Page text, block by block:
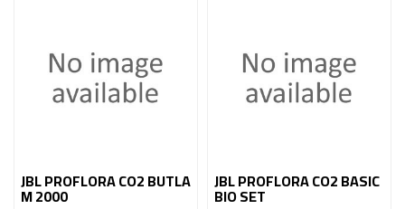
JBL PROFLORA CO2 BUTLA
M 2000
JBL PROFLORA CO2 BASIC
BIO SET